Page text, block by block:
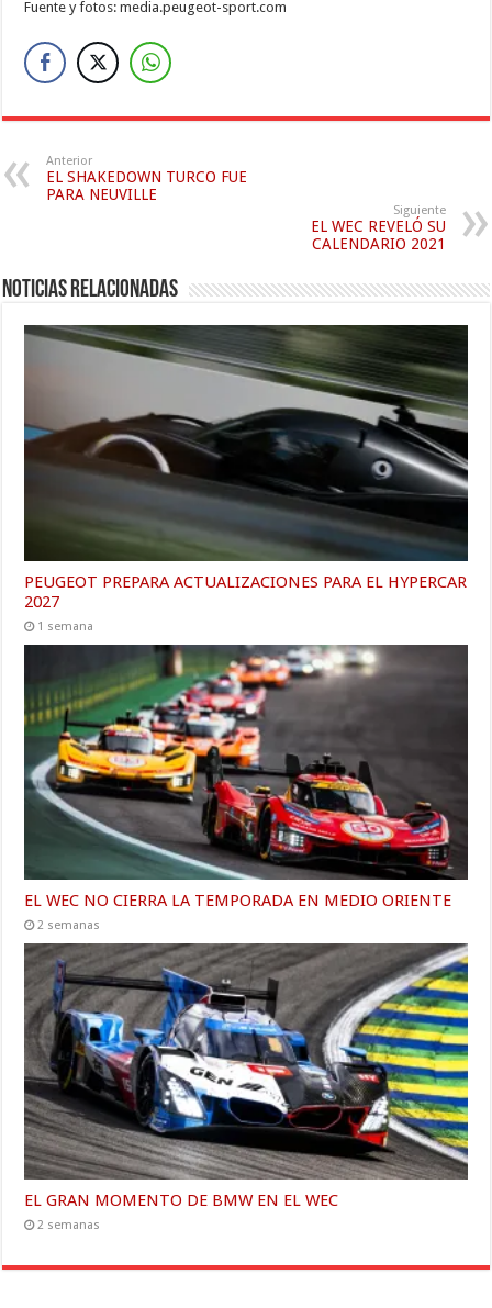
Fuente y fotos: media.peugeot-sport.com
Anterior
EL SHAKEDOWN TURCO FUE
PARA NEUVILLE
Siguiente
EL WEC REVELÓ SU
CALENDARIO 2021
Noticias relacionadas
PEUGEOT PREPARA ACTUALIZACIONES PARA EL HYPERCAR
2027
1 semana
EL WEC NO CIERRA LA TEMPORADA EN MEDIO ORIENTE
2 semanas
EL GRAN MOMENTO DE BMW EN EL WEC
2 semanas